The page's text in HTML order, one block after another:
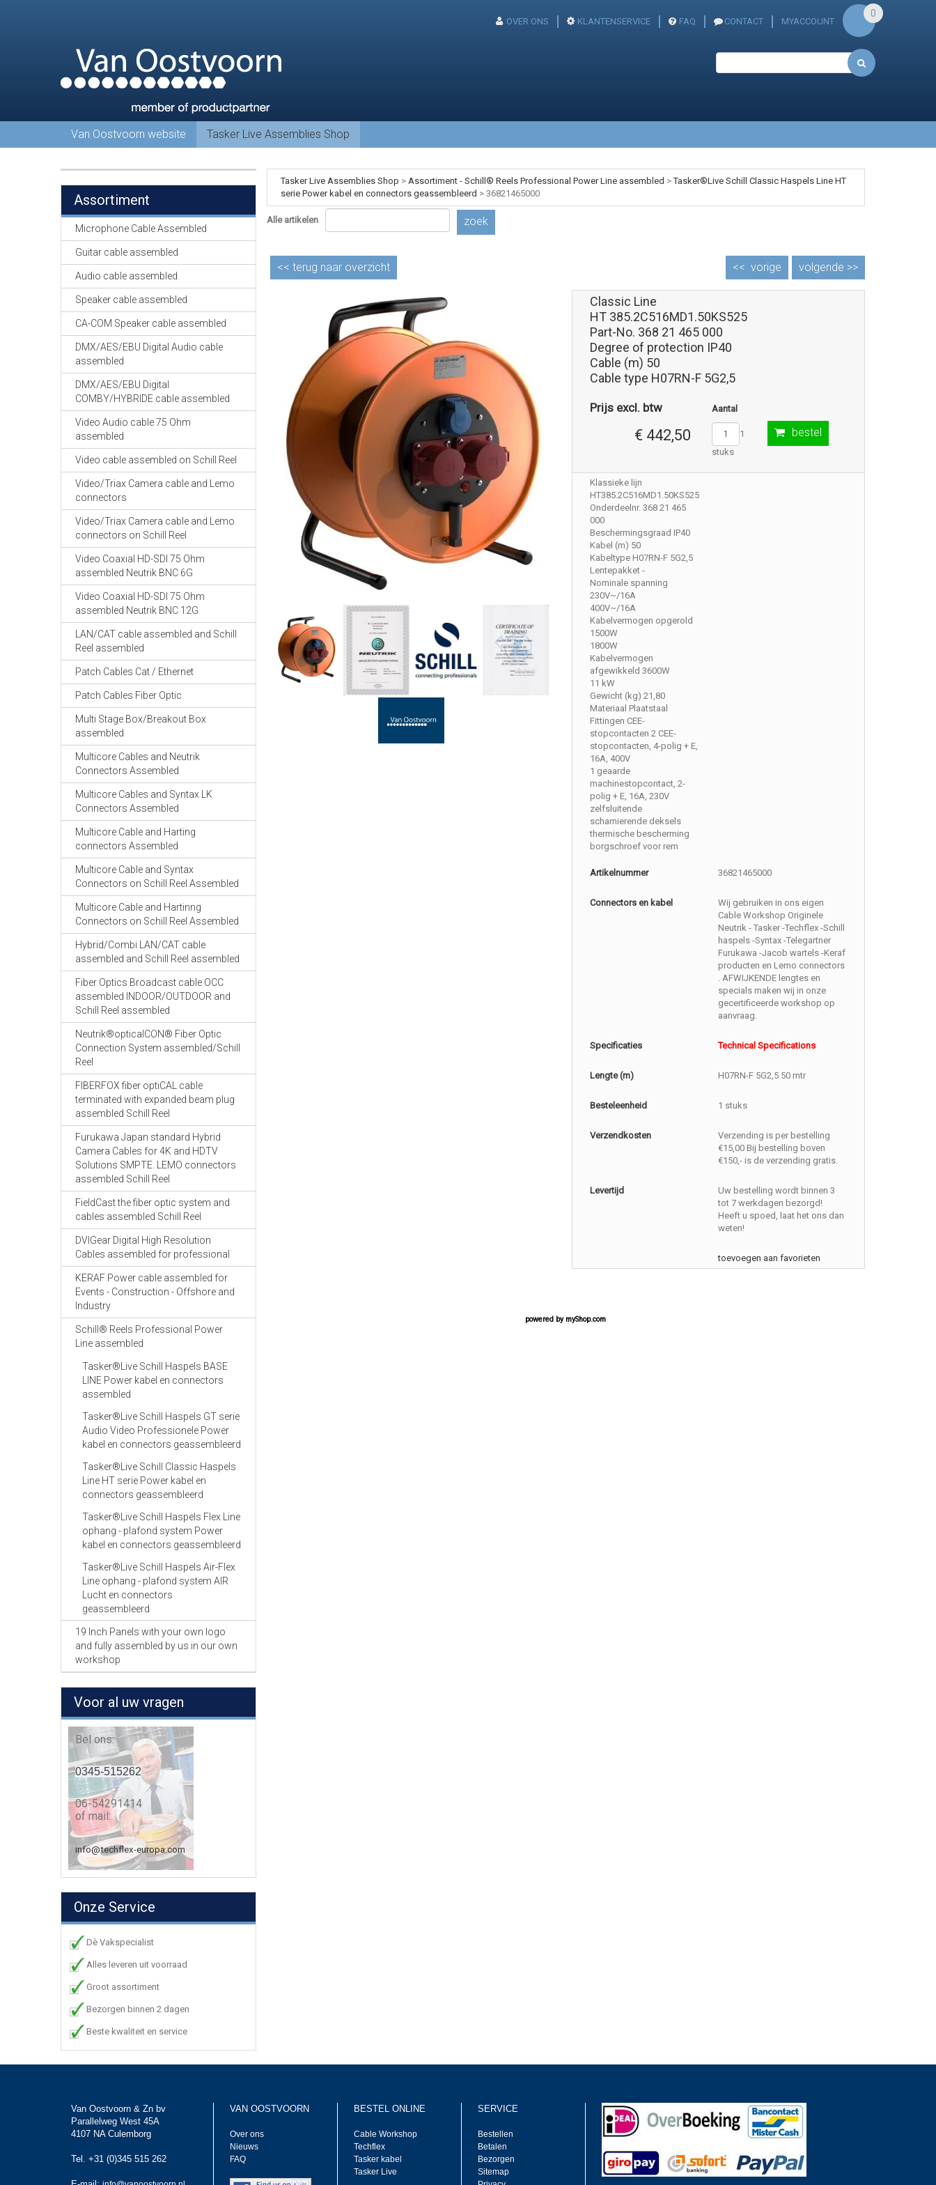
OVER ONS KLANTENSERVICE FAQ CONTACT MYACCOUNT
0
Van Oostvoorn website Tasker Live Assemblies Shop
Assortiment
Microphone Cable Assembled
Guitar cable assembled
Audio cable assembled
Speaker cable assembled
CA-COM Speaker cable assembled
DMX/AES/EBU Digital Audio cable
assembled
DMX/AES/EBU Digital
COMBY/HYBRIDE cable assembled
Video Audio cable 75 Ohm
assembled
Video cable assembled on Schill Reel
Video/Triax Camera cable and Lemo
connectors
Video/Triax Camera cable and Lemo
connectors on Schill Reel
Video Coaxial HD-SDI 75 Ohm
assembled Neutrik BNC 6G
Video Coaxial HD-SDI 75 Ohm
assembled Neutrik BNC 12G
LAN/CAT cable assembled and Schill
Reel assembled
Patch Cables Cat / Ethernet
Patch Cables Fiber Optic
Multi Stage Box/Breakout Box
assembled
Multicore Cables and Neutrik
Connectors Assembled
Multicore Cables and Syntax LK
Connectors Assembled
Multicore Cable and Harting
connectors Assembled
Multicore Cable and Syntax
Connectors on Schill Reel Assembled
Multicore Cable and Hartinng
Connectors on Schill Reel Assembled
Hybrid/Combi LAN/CAT cable
assembled and Schill Reel assembled
Fiber Optics Broadcast cable OCC
assembled INDOOR/OUTDOOR and
Schill Reel assembled
Neutrik®opticalCON® Fiber Optic
Connection System assembled/Schill
Reel
FIBERFOX fiber optiCAL cable
terminated with expanded beam plug
assembled Schill Reel
Furukawa Japan standard Hybrid
Camera Cables for 4K and HDTV
Solutions SMPTE. LEMO connectors
assembled Schill Reel
FieldCast the fiber optic system and
cables assembled Schill Reel
DVIGear Digital High Resolution
Cables assembled for professional
KERAF Power cable assembled for
Events - Construction - Offshore and
Industry
Schill® Reels Professional Power
Line assembled
Tasker®Live Schill Haspels BASE
LINE Power kabel en connectors
assembled
Tasker®Live Schill Haspels GT serie
Audio Video Professionele Power
kabel en connectors geassembleerd
Tasker®Live Schill Classic Haspels
Line HT serie Power kabel en
connectors geassembleerd
Tasker®Live Schill Haspels Flex Line
ophang - plafond system Power
kabel en connectors geassembleerd
Tasker®Live Schill Haspels Air-Flex
Line ophang - plafond system AIR
Lucht en connectors
geassembleerd
19 Inch Panels with your own logo
and fully assembled by us in our own
workshop
Voor al uw vragen
Bel ons:
0345-515262
06-54291414
of mail:
info@techflex-europa.com
Onze Service
Dè Vakspecialist
Alles leveren uit voorraad
Groot assortiment
Bezorgen binnen 2 dagen
Beste kwaliteit en service
Tasker Live Assemblies Shop > Assortiment - Schill® Reels Professional Power Line assembled >Tasker®Live Schill Classic Haspels Line HT
serie Power kabel en connectors geassembleerd > 36821465000
Alle artikelen zoek
<< terug naar overzicht volgende >>
<< vorige
Classic Line
HT 385.2C516MD1.50KS525
Part-No. 368 21 465 000
Degree of protection IP40
Cable (m) 50
Cable type H07RN-F 5G2,5
Prijs excl. btw
€ 442,50
Aantal
1
stuks
bestel
Klassieke lijn
HT385.2C516MD1.50KS525
Onderdeelnr. 368 21 465
000
Beschermingsgraad IP40
Kabel (m) 50
Kabeltype H07RN-F 5G2,5
Lentepakket -
Nominale spanning
230V~/16A
400V~/16A
Kabelvermogen opgerold
1500W
1800W
Kabelvermogen
afgewikkeld 3600W
11 kW
Gewicht (kg) 21,80
Materiaal Plaatstaal
Fittingen CEE-
stopcontacten 2 CEE-
stopcontacten, 4-polig + E,
16A, 400V
1 geaarde
machinestopcontact, 2-
polig + E, 16A, 230V
zelfsluitende
scharnierende deksels
thermische bescherming
borgschroef voor rem
Artikelnummer 36821465000
Connectors en kabel
Wij gebruiken in ons eigen
Cable Workshop Originele
Neutrik - Tasker -Techflex -Schill
haspels -Syntax -Telegartner
Furukawa -Jacob wartels -Keraf
producten en Lemo connectors
. AFWIJKENDE lengtes en
specials maken wij in onze
gecertificeerde workshop op
aanvraag.
Specificaties Technical Specifications
Lengte (m) H07RN-F 5G2,5 50 mtr
Besteleenheid 1 stuks
Verzendkosten
Verzending is per bestelling
€15,00 Bij bestelling boven
€150,- is de verzending gratis.
Levertijd
Uw bestelling wordt binnen 3
tot 7 werkdagen bezorgd!
Heeft u spoed, laat het ons dan
weten!
toevoegen aan favorieten
powered by myShop.com
Van Oostvoorn & Zn bv
Parallelweg West 45A
4107 NA Culemborg
Tel. +31 (0)345 515 262
VAN OOSTVOORN
Over ons
Nieuws
FAQ
BESTEL ONLINE
Cable Workshop
Techflex
Tasker kabel
Tasker Live
SERVICE
Bestellen
Betalen
Bezorgen
Sitemap